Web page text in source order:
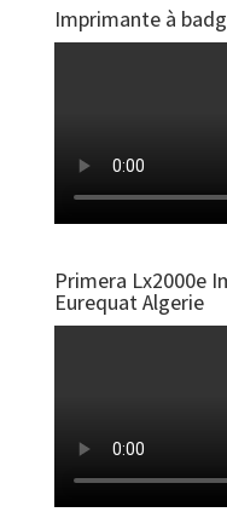
Imprimante à
Primera Lx2000e
Eurequat Algerie